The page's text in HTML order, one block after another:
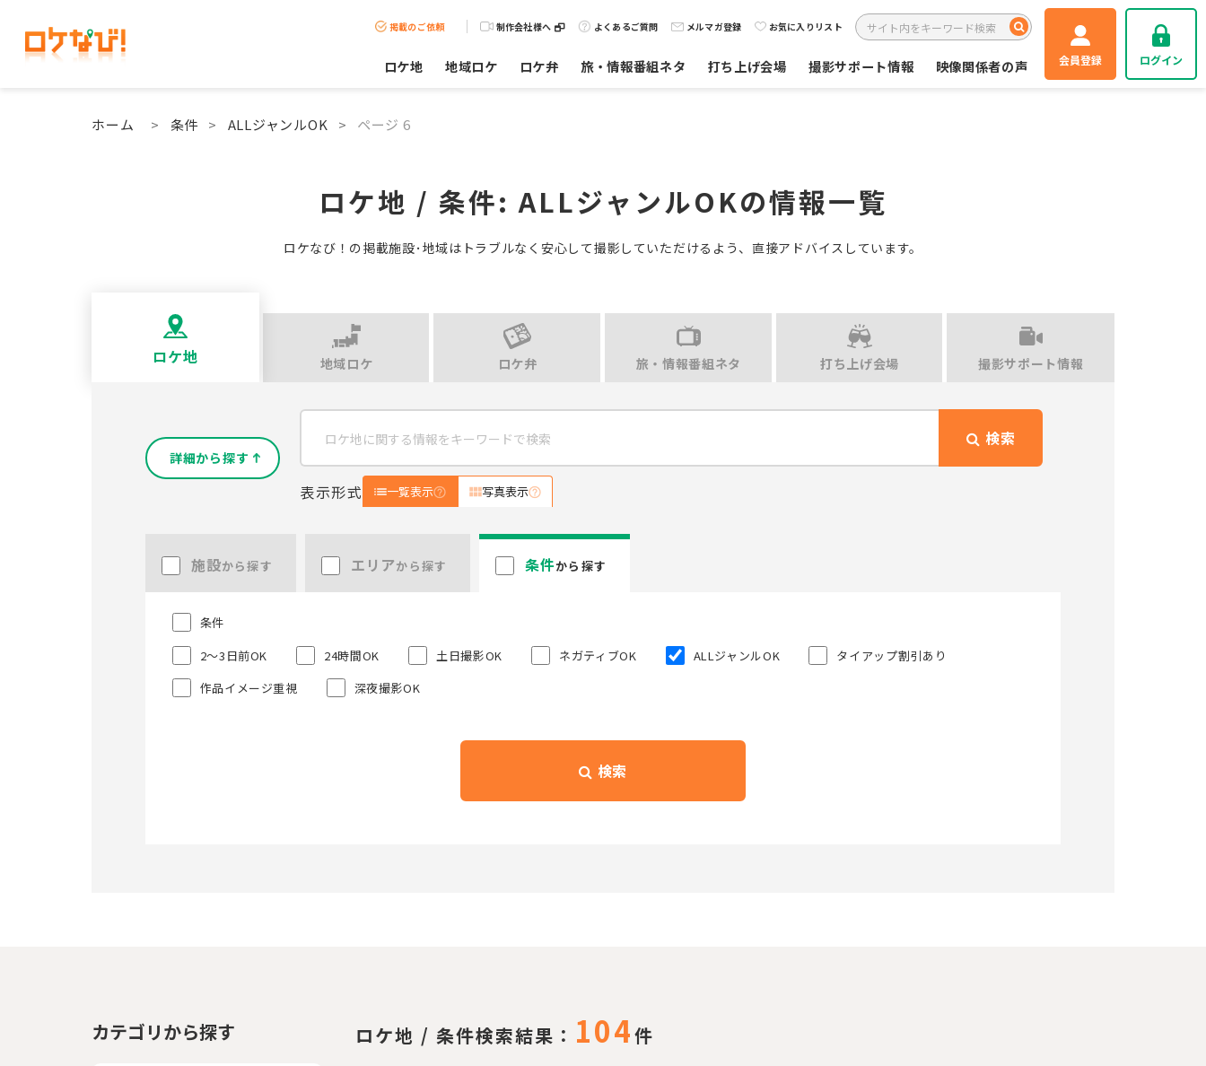
掲載のご依頼 制作会社様へ よくあるご質問 メルマガ登録 お気に入りリスト
ロケ地 地域ロケ ロケ弁 旅・情報番組ネタ 打ち上げ会場 撮影サポート情報 映像関係者の声 会員登録 ログイン
ホーム > 条件 > ALLジャンルOK > ページ 6
ロケ地 / 条件:ALLジャンルOKの情報一覧
ロケなび！の掲載施設･地域はトラブルなく安心して撮影していただけるよう、直接アドバイスしています。
ロケ地 地域ロケ ロケ弁 旅・情報番組ネタ 打ち上げ会場 撮影サポート情報
検索
表示形式 一覧表示 写真表示
詳細から探す
施設から探す エリアから探す 条件から探す
条件
2～3日前OK
24時間OK 土日撮影OK ネガティブOK ALLジャンルOK
タイアップ割引あり
作品イメージ重視
深夜撮影OK
検索
ロケ地 / 条件検索結果： 104件
カテゴリから探す